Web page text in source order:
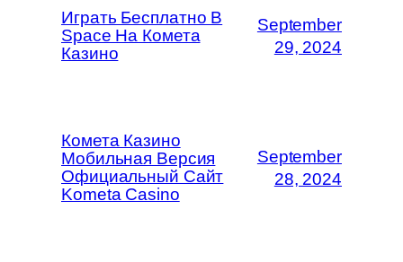
Играть Бесплатно В
Space На Комета
Казино
September
29, 2024
Комета Казино
Мобильная Версия
Официальный Сайт
Kometa Casino
September
28, 2024